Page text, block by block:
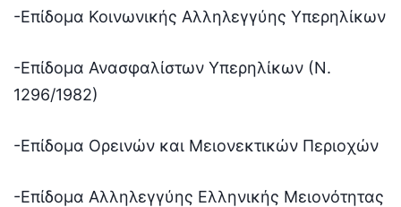
-Επίδομα Κοινωνικής Αλληλεγγύης Υπερηλίκων
-Επίδομα Ανασφαλίστων Υπερηλίκων (Ν.
1296/1982)
-Επίδομα Ορεινών και Μειονεκτικών Περιοχών
-Επίδομα Αλληλεγγύης Ελληνικής Μειονότητας